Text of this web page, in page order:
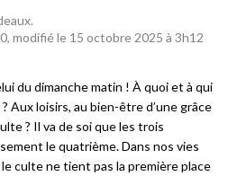
modifié le 15 octobre 2025 à 3h12
du dimanche matin ! À quoi et à qui
Aux loisirs, au bien-être d’une grâce
? Il va de soi que les trois
le quatrième. Dans nos vies
culte ne tient pas la première place